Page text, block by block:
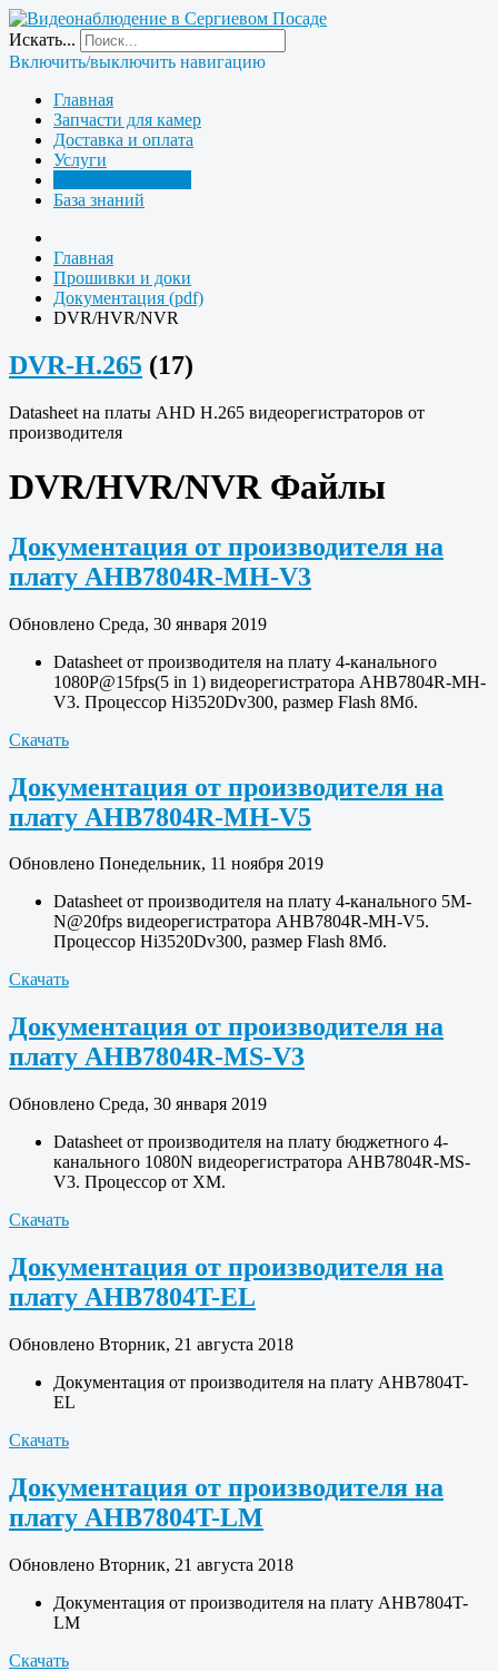
Искать...
Включить/выключить навигацию
Главная
Запчасти для камер
Доставка и оплата
Услуги
База знаний
Главная
Прошивки и доки
Документация (pdf)
DVR/HVR/NVR
DVR-H.265 (17)
Datasheet на платы AHD H.265 видеорегистраторов от
производителя
DVR/HVR/NVR Файлы
Документация от производителя на
плату AHB7804R-MH-V3
Обновлено Среда, 30 января 2019
Datasheet от производителя на плату 4-канального
1080P@15fps(5 in 1) видеорегистратора AHB7804R-MH-
V3. Процессор Hi3520Dv300, размер Flash 8Мб.
Скачать
Документация от производителя на
плату AHB7804R-MH-V5
Обновлено Понедельник, 11 ноября 2019
Datasheet от производителя на плату 4-канального 5M-
N@20fps видеорегистратора AHB7804R-MH-V5.
Процессор Hi3520Dv300, размер Flash 8Мб.
Скачать
Документация от производителя на
плату AHB7804R-MS-V3
Обновлено Среда, 30 января 2019
Datasheet от производителя на плату бюджетного 4-
канального 1080N видеорегистратора AHB7804R-MS-
V3. Процессор от XM.
Скачать
Документация от производителя на
плату AHB7804T-EL
Обновлено Вторник, 21 августа 2018
Документация от производителя на плату AHB7804T-
EL
Скачать
Документация от производителя на
плату AHB7804T-LM
Обновлено Вторник, 21 августа 2018
Документация от производителя на плату AHB7804T-
LM
Скачать